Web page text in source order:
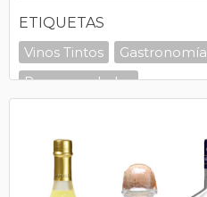
ETIQUETAS
Vinos Tintos
Gastronomía
Recomendados